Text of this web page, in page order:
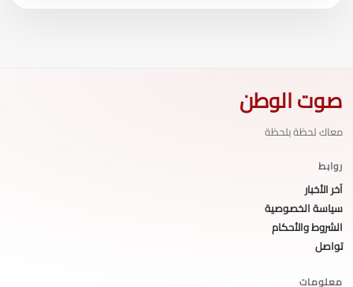
صوت الوطن
معاك لحظة بلحظة
روابط
آخر الأخبار
سياسة الخصوصية
الشروط والأحكام
تواصل
معلومات